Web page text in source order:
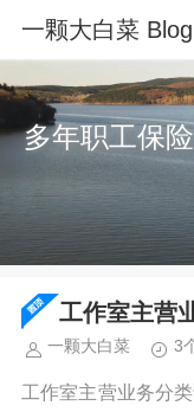
一颗大白菜 Blog
多年职工保
工作室主营
一颗大白菜 3
工作室主营业务分